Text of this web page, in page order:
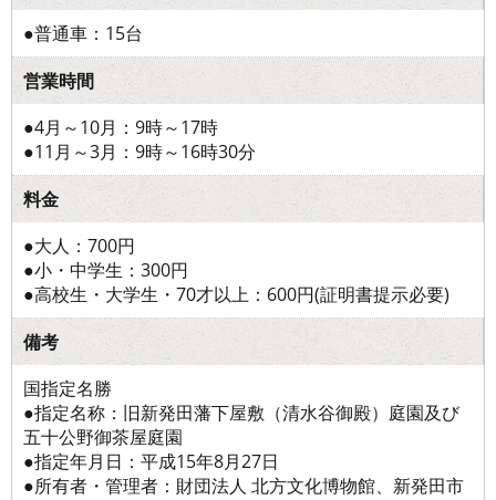
●普通車：15台
営業時間
●4月～10月：9時～17時
●11月～3月：9時～16時30分
料金
●大人：700円
●小・中学生：300円
●高校生・大学生・70才以上：600円(証明書提示必要)
備考
国指定名勝
●指定名称：旧新発田藩下屋敷（清水谷御殿）庭園及び
五十公野御茶屋庭園
●指定年月日：平成15年8月27日
●所有者・管理者：財団法人 北方文化博物館、新発田市